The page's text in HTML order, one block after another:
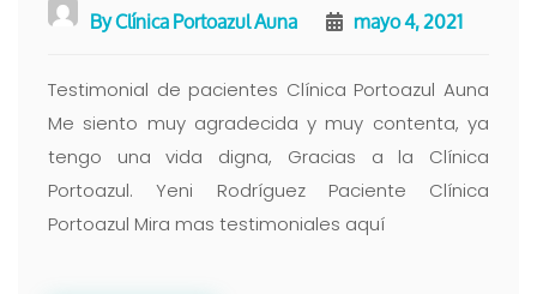
ByClínica Portoazul Auna mayo 4, 2021
Testimonial de pacientes Clínica Portoazul Auna
Me siento muy agradecida y muy contenta, ya
tengo una vida digna, Gracias a la Clínica
Portoazul. Yeni Rodríguez Paciente Clínica
Portoazul Mira mas testimoniales aquí